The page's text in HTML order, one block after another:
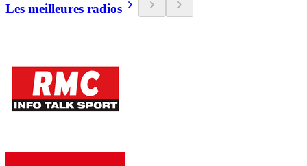
Les meilleures radios